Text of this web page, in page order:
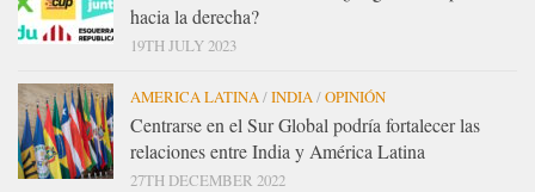
hacia la derecha?
19TH JULY 2023
AMERICA LATINA/INDIA/OPINIÓN
Centrarse en el Sur Global podría fortalecer las
relaciones entre India y América Latina
27TH DECEMBER 2022